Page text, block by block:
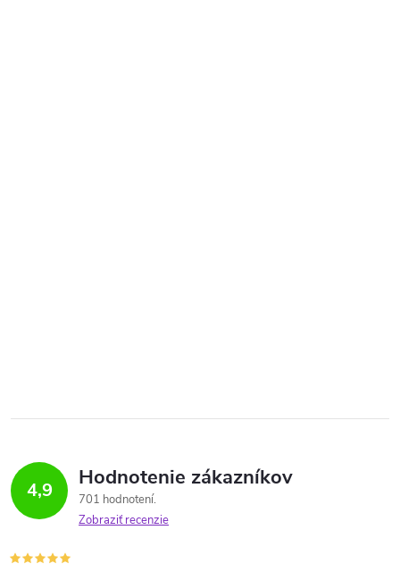
4,9 Hodnotenie zákazníkov
701 hodnotení
Zobraziť recenzie